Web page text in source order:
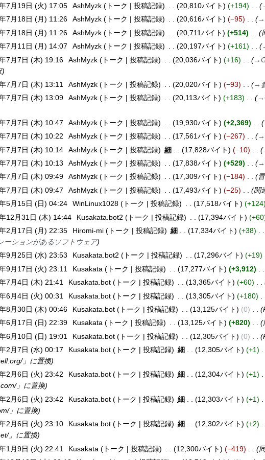
7月19日 (火) 17:05 AshMyzk トーク 投稿記録 20,810バイト +194
7月18日 (月) 11:26 AshMyzk トーク 投稿記録 20,616バイト −95 →
7月18日 (月) 11:26 AshMyzk トーク 投稿記録 20,711バイト +514
7月11日 (月) 14:07 AshMyzk トーク 投稿記録 20,197バイト +161
7月7日 (木) 19:16 AshMyzk トーク 投稿記録 20,036バイト +16 →
7月7日 (木) 13:11 AshMyzk トーク 投稿記録 20,020バイト −93 →
7月7日 (木) 13:09 AshMyzk トーク 投稿記録 20,113バイト +183 →
7月7日 (木) 10:47 AshMyzk トーク 投稿記録 19,930バイト +2,369
7月7日 (木) 10:22 AshMyzk トーク 投稿記録 17,561バイト −267 →
7月7日 (木) 10:14 AshMyzk トーク 投稿記録 細 17,828バイト −10
7月7日 (木) 10:13 AshMyzk トーク 投稿記録 17,838バイト +529 →
7月7日 (木) 09:49 AshMyzk トーク 投稿記録 17,309バイト −184
7月7日 (木) 09:47 AshMyzk トーク 投稿記録 17,493バイト −25 関
5月15日 (日) 04:24 WinLinux1028 トーク 投稿記録 17,518バイト +124
12月31日 (木) 14:44 Kusakata.bot2 トーク 投稿記録 17,394バイト +60
2月17日 (月) 22:35 Hiromi-mi トーク 投稿記録 細 17,334バイト +38
ーションがあるソフトウェア
9月25日 (水) 23:53 Kusakata.bot2 トーク 投稿記録 17,296バイト +19
9月17日 (火) 23:11 Kusakata トーク 投稿記録 17,277バイト +3,912
7月4日 (木) 21:41 Kusakata.bot トーク 投稿記録 13,365バイト +60
6月4日 (火) 00:31 Kusakata.bot トーク 投稿記録 13,305バイト +180
8月30日 (木) 00:46 Kusakata.bot トーク 投稿記録 13,125バイト 0
6月17日 (日) 22:39 Kusakata トーク 投稿記録 13,125バイト +820
6月10日 (日) 19:01 Kusakata.bot トーク 投稿記録 12,305バイト 0
2月7日 (水) 00:17 Kusakata.bot トーク 投稿記録 細 12,305バイト +1
」に置換
2月6日 (火) 23:42 Kusakata.bot トーク 投稿記録 細 12,304バイト +1
」に置換
2月6日 (火) 23:42 Kusakata.bot トーク 投稿記録 細 12,303バイト +1
」に置換
2月6日 (火) 23:10 Kusakata.bot トーク 投稿記録 細 12,302バイト +2
」に置換
1月9日 (火) 22:41 Kusakata トーク 投稿記録 12,300バイト −419